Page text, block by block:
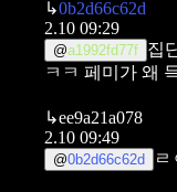
↳0b2d66c62d
2.10 09:29
@a1992fd77f 집
ㅋㅋ 페미가 왜
↳ee9a21a078
2.10 09:49
@0b2d66c62d ㄹ